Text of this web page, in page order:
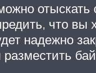
отыскать
что вы
надежно